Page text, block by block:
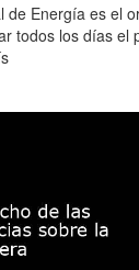
de Energía es el
todos los días el